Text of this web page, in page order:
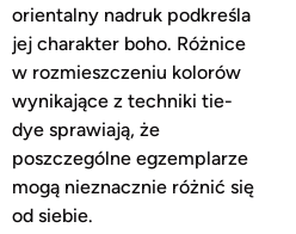
orientalny nadruk podkreśla
jej charakter boho. Różnice
w rozmieszczeniu kolorów
wynikające z techniki tie-
dye sprawiają, że
poszczególne egzemplarze
mogą nieznacznie różnić się
od siebie.